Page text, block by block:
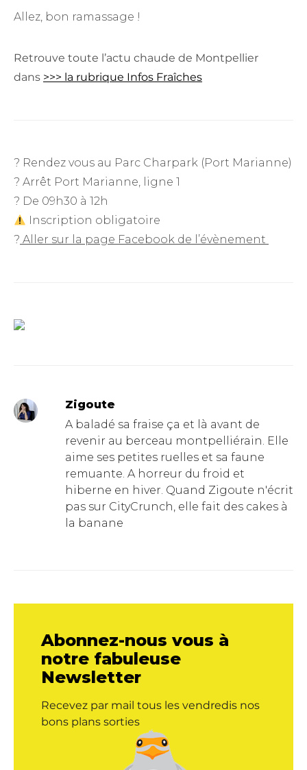
Allez, bon ramassage !
Retrouve toute l’actu chaude de Montpellier
dans >>> la rubrique Infos Fraîches
? Rendez vous au Parc Charpark (Port Marianne)
? Arrêt Port Marianne, ligne 1
? De 09h30 à 12h
Inscription obligatoire
? Aller sur la page Facebook de l’évènement
Zigoute
A baladé sa fraise ça et là avant de
revenir au berceau montpelliérain. Elle
aime ses petites ruelles et sa faune
remuante. A horreur du froid et
hiberne en hiver. Quand Zigoute n'écrit
pas sur CityCrunch, elle fait des cakes à
la banane
Abonnez-nous vous à
notre fabuleuse
Newsletter
Recevez par mail tous les vendredis nos
bons plans sorties